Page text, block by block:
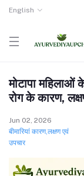
English
मोटापा महिलाओं
रोग के कारण,
Jun 02, 2026
बीमारियां कारण,लक्षण एवं
उपचार